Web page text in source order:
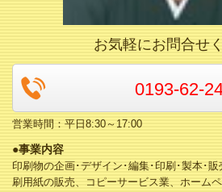
お気軽にお問合せ
0193-62-
営業時間：平日8:30～17:00
●事業内容
印刷物の企画･デザイン･編集･印刷･製本･
刷用紙の販売、コピーサービス業、ホーム